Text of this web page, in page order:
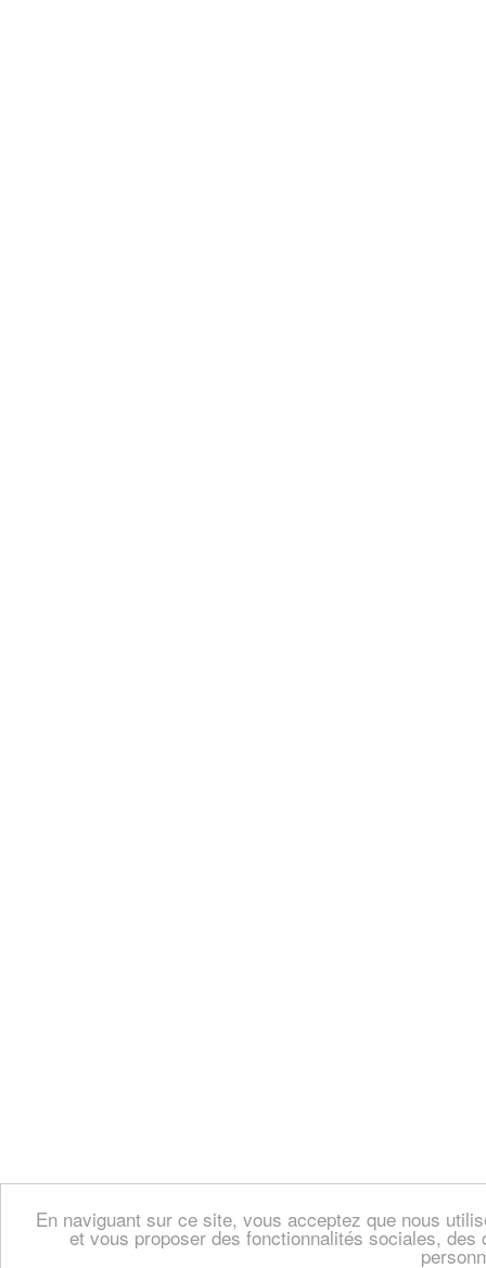
En naviguant sur ce site, vous acceptez que nous
et vous proposer des fonctionnalités sociales,